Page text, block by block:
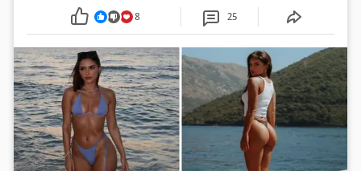
i šoping centri sami biraju koje će to nedjelje biti
8 25